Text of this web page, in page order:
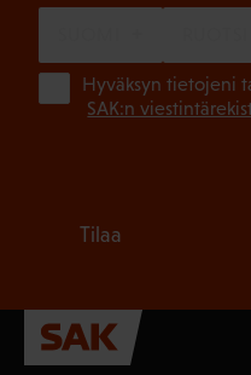
Hyväksyn tietojeni
SAK:n
Tilaa